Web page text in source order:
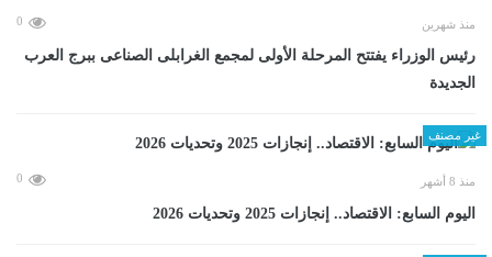
منذ شهرين 0
رئيس الوزراء يفتتح المرحلة الأولى لمجمع الغرابلى الصناعى ببرج العرب
الجديدة
غير مصنف
منذ 8 أشهر 0
اليوم السابع: الاقتصاد.. إنجازات 2025 وتحديات 2026